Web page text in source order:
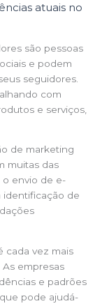
atuais no
são pessoas
e podem
seguidores.
com
e serviços,
de marketing
muitas das
o envio de e-
identificação de
cada vez mais
empresas
e padrões
pode ajudá-